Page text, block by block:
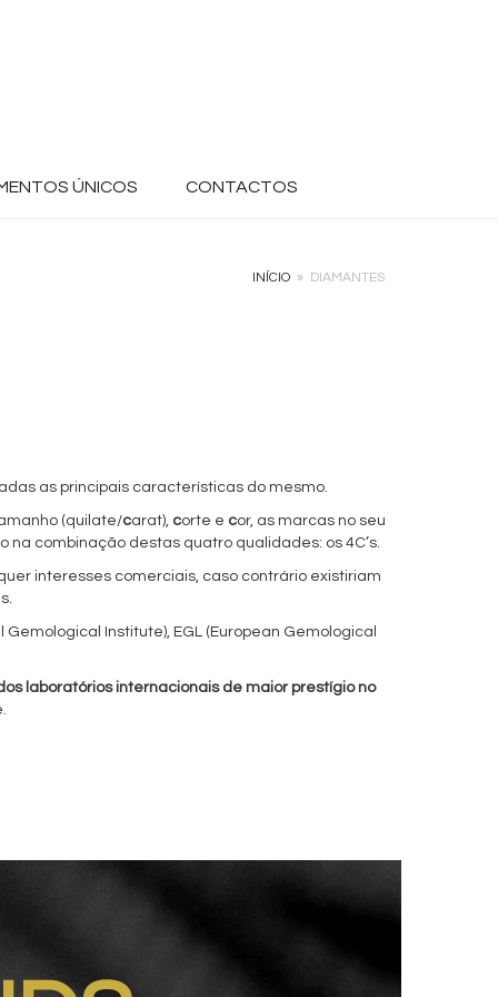
ÚNICOS CONTACTOS
INÍCIO » DIAMANTES
as principais características do mesmo.
(quilate/carat), corte e cor, as marcas no seu
combinação destas quatro qualidades: os 4C’s.
interesses comerciais, caso contrário existiriam
Institute), EGL (European Gemological
laboratórios internacionais de maior prestígio no